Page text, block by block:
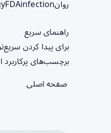
روان
FDAinfection
راهنمای سریع
برای پیدا کردن
برچسب‌های پرکاربرد
صفحه اصلی